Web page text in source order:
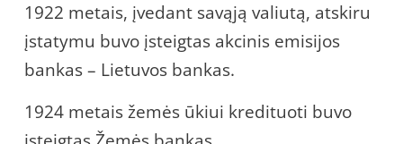
1922 metais, įvedant savąją valiutą, atskiru
įstatymu buvo įsteigtas akcinis emisijos
bankas – Lietuvos bankas.
1924 metais žemės ūkiui kredituoti buvo